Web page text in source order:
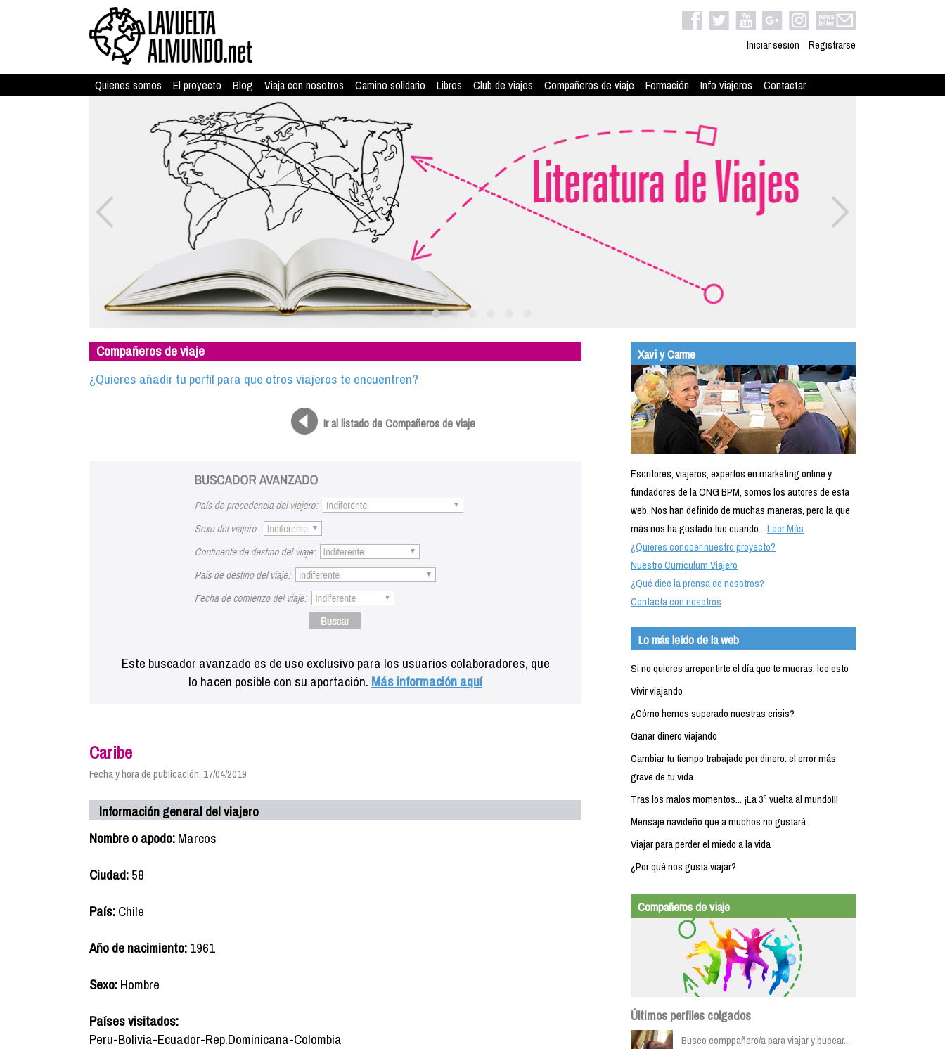
Iniciar sesión Registrarse
Quienes somos El proyecto Blog Viaja con nosotros Camino solidario Libros Club de viajes Compañeros de viaje Formación Info viajeros Contactar
Compañeros de viaje
¿Quieres añadir tu perfil para que otros viajeros te encuentren?
Ir al listado de Compañeros de viaje
Este buscador avanzado es de uso exclusivo para los usuarios colaboradores, que
lo hacen posible con su aportación. Más información aquí
Caribe
Fecha y hora de publicación: 17/04/2019
Información general del viajero
Nombre o apodo:Marcos
Ciudad:58
País:Chile
Año de nacimiento:1961
Sexo:Hombre
Países visitados:
Peru-Bolivia-Ecuador-Rep.Dominicana-Colombia
Xavi y Carme
Escritores, viajeros, expertos en marketing online y
fundadores de la ONG BPM, somos los autores de esta
web. Nos han definido de muchas maneras, pero la que
más nos ha gustado fue cuando...Leer Más
¿Quieres conocer nuestro proyecto?
Nuestro Currículum Viajero
¿Qué dice la prensa de nosotros?
Contacta con nosotros
Lo más leído de la web
Si no quieres arrepentirte el día que te mueras, lee esto
Vivir viajando
¿Cómo hemos superado nuestras crisis?
Ganar dinero viajando
Cambiar tu tiempo trabajado por dinero: el error más
grave de tu vida
Tras los malos momentos... ¡La 3ª vuelta al mundo!!!
Mensaje navideño que a muchos no gustará
Viajar para perder el miedo a la vida
¿Por qué nos gusta viajar?
Compañeros de viaje
Últimos perfiles colgados
Busco comppañero/a para viajar y bucear...